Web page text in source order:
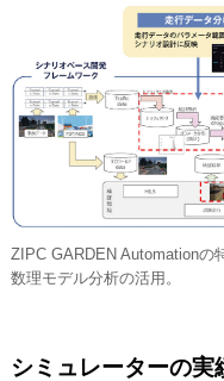
ZIPC GARDEN Automationの
数理モデル分析の活用。
シミュレーターの実